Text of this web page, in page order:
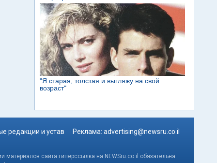
редакции и устав Реклама: advertising@newsru.co.il
сайта гиперссылка на NEWSru.co.il обязательна.